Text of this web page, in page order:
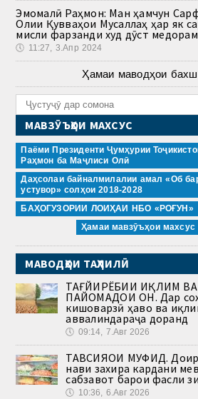
Эмомалӣ Раҳмон: Ман ҳамчун
Олии Қувваҳои Мусаллаҳ ҳар як
мисли фарзанди худ дӯст медорам
🕔 11:27, 3.Апр 2024
Ҳамаи маводҳои бахш
МАВЗӮЪҲОИ МАХСУС
Паёми Президенти Ҷумҳурии
Раҳмон ба Маҷлиси Олӣ
Даҳсолаи байналмилалии амал «Об
устувор» солҳои 2018-2028
БАҲОГУЗОРИИ ЛОИҲАИ НБО «РОҒУН»
Ҳамаи мавзӯъҳои махсус
МАВОДҲОИ ТАҲЛИЛӢ
ТАҒЙИРЁБИИ ИҚЛИМ ВА
ПАЙОМАДҲОИ ОН. Дар
кишоварзӣ ҳаво ва
аввалиндараҷа доранд
🕔 09:14, 7.Авг 2026
ТАВСИЯҲОИ МУФИД. Доир
нави захира кардани
сабзавот барои фасли
🕔 10:36, 6.Авг 2026